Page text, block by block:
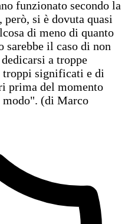
funzionato secondo la
si è dovuta quasi
di meno di quanto
sarebbe il caso di non
a troppe
troppi significati e di
prima del momento
modo". (di Marco